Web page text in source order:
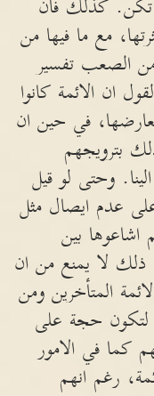
تكن. كذلك فان
مع ما فيها من
من الصعب تفسير
ان الائمة كانوا
في حين ان
بترويجهم
وحتى لو قيل
عدم ايصال مثل
اشاعوها بين
ذلك لا يمنع من ان
المتأخرين ومن
لتكون حجة على
كما في الامور
رغم انهم